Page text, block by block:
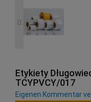
Etykiety
TCYPVCY/017
Eigenen Kommentar